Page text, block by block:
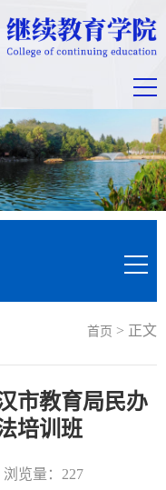
首页 > 正文
市教育局民办
培训班
览量： 227